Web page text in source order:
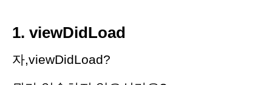
1. viewDidLoad
자,viewDidLoad?